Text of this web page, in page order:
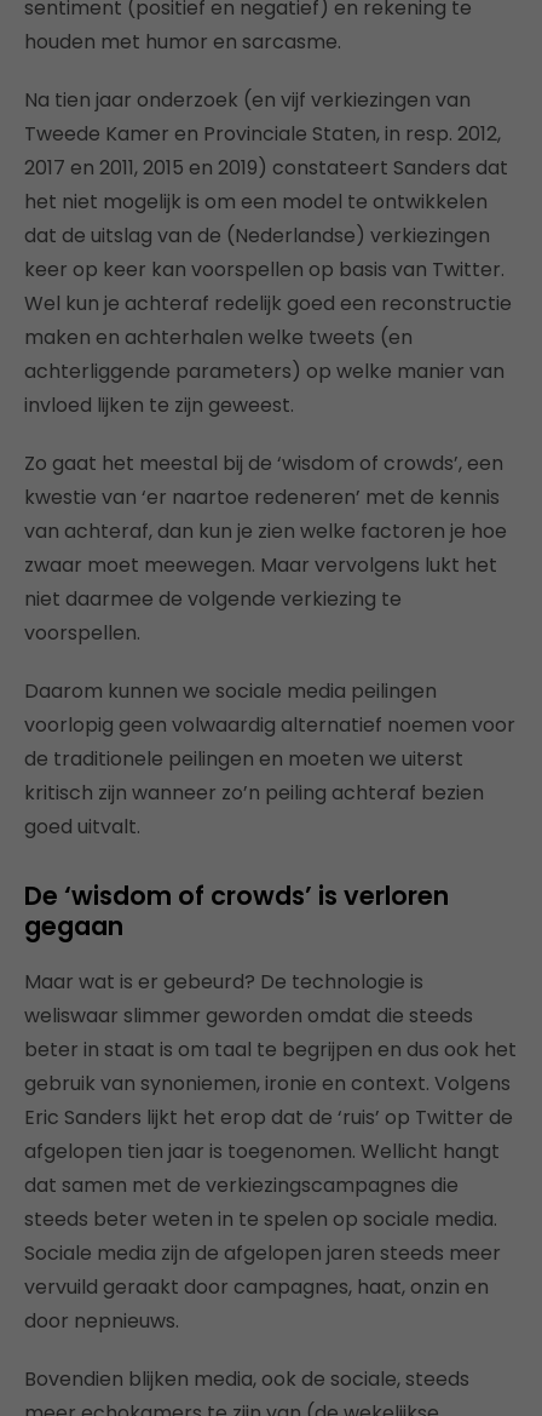
sentiment (positief en negatief) en rekening te
houden met humor en sarcasme.
Na tien jaar onderzoek (en vijf verkiezingen van
Tweede Kamer en Provinciale Staten, in resp. 2012,
2017 en 2011, 2015 en 2019) constateert Sanders dat
het niet mogelijk is om een model te ontwikkelen
dat de uitslag van de (Nederlandse) verkiezingen
keer op keer kan voorspellen op basis van Twitter.
Wel kun je achteraf redelijk goed een reconstructie
maken en achterhalen welke tweets (en
achterliggende parameters) op welke manier van
invloed lijken te zijn geweest.
Zo gaat het meestal bij de ‘wisdom of crowds’, een
kwestie van ‘er naartoe redeneren’ met de kennis
van achteraf, dan kun je zien welke factoren je hoe
zwaar moet meewegen. Maar vervolgens lukt het
niet daarmee de volgende verkiezing te
voorspellen.
Daarom kunnen we sociale media peilingen
voorlopig geen volwaardig alternatief noemen voor
de traditionele peilingen en moeten we uiterst
kritisch zijn wanneer zo’n peiling achteraf bezien
goed uitvalt.
De ‘wisdom of crowds’ is verloren
gegaan
Maar wat is er gebeurd? De technologie is
weliswaar slimmer geworden omdat die steeds
beter in staat is om taal te begrijpen en dus ook het
gebruik van synoniemen, ironie en context. Volgens
Eric Sanders lijkt het erop dat de ‘ruis’ op Twitter de
afgelopen tien jaar is toegenomen. Wellicht hangt
dat samen met de verkiezingscampagnes die
steeds beter weten in te spelen op sociale media.
Sociale media zijn de afgelopen jaren steeds meer
vervuild geraakt door campagnes, haat, onzin en
door nepnieuws.
Bovendien blijken media, ook de sociale, steeds